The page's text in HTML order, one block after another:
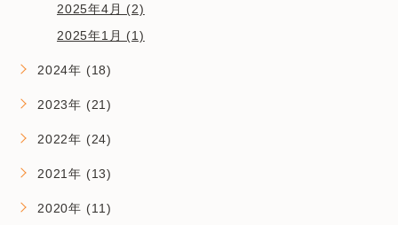
2025年4月 (2)
2025年1月 (1)
2024年 (18)
2023年 (21)
2022年 (24)
2021年 (13)
2020年 (11)